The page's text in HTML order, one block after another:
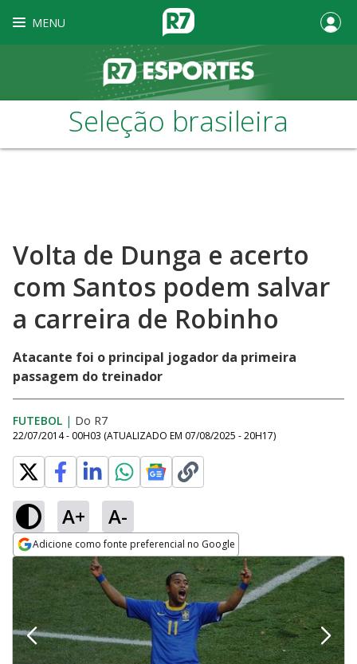
MENU
Seleção brasileira
Volta de Dunga e acerto
com Santos podem salvar
a carreira de Robinho
Atacante foi o principal jogador da primeira
passagem do treinador
FUTEBOL | Do R7
22/07/2014 - 00H03 (ATUALIZADO EM 07/08/2025 - 20H17)
A+ A-
Adicione como fonte preferencial no Google
Opens in new window